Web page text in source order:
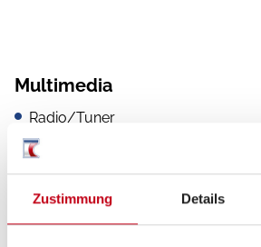
Zustimmung Details
Multimedia
Radio/Tuner
DAB Radio